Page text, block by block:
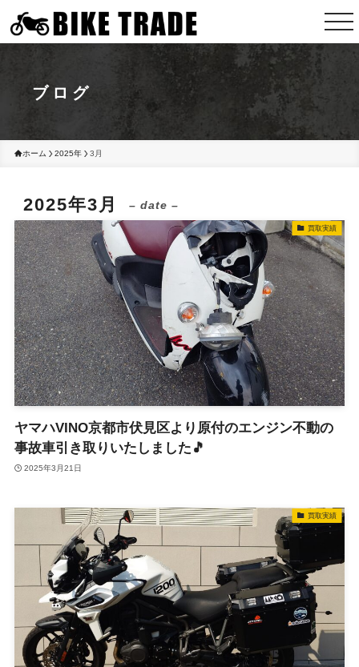
ブログ
ホーム 2025年 3月
2025年3月 – date –
買取実績
ヤマハVINO京都市伏見区より原付のエンジン不動の
事故車引き取りいたしました🎵
2025年3月21日
買取実績